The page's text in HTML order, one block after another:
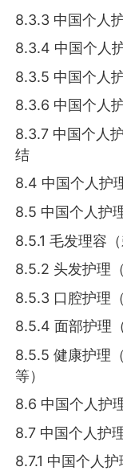
8.3.3 中国个人
8.3.4 中国个人
8.3.5 中国个人
8.3.6 中国个人
8.3.7 中国个人
结
8.4 中国个人护
8.5 中国个人护
8.5.1 毛发理容
8.5.2 头发护理
8.5.3 口腔护理
8.5.4 面部护理
8.5.5 健康护理
等）
8.6 中国个人护
8.7 中国个人护
8.7.1 中国个人